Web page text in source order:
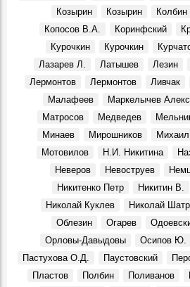
Новый Новоульяновск
Места, 3 Августа 1969
Праздник в Шаховском
События, 10 Августа 1969
Воспоминания, 11 Августа 1969
Галина Николаевна Афанасьева, в
отделом школ ОК КПСС:
Воспоминания, 12 Августа 1969
3 августа 1970 г. Совет Министров
События, 3 Августа 1970
На земле, где родился Ленин
События, 6 Августа 1970
Козырин
Козырин Колбин
Копосов В.А.
Коринфский
Курочкин
Курочкин
Лазарев Л.
Латышев Лезин
Лермонтов
Лермонтов Ливчак
Малафеев
Маркелычев
Матросов
Медведев
Минаев
Мирошников
Мотовилов
Н.И. Никитина
Неверов
Невоструев
Никитенко Петр
Никитин В.
Николай Куклев
Николай
Облезин
Огарев
Орловы-Давыдовы
Осипов Ю.
Пастухова О.Д.
Паустовский
Пластов
Полбин Поливанов